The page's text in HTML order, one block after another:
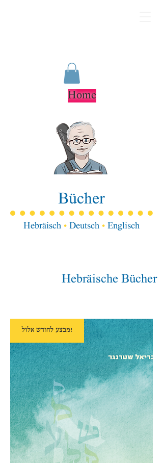
Home
Bücher
Hebräisch • Deutsch • Englisch
Hebräische Bücher
מבצע לחודש אלול!